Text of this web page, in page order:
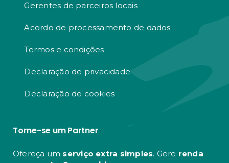
Gerentes de parceiros locais
Acordo de processamento de dados
Termos e condições
Declaração de privacidade
Declaração de cookies
Torne-se um Partner
Ofereça um serviço extra simples. Gere renda